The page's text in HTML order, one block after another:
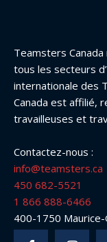
Teamsters
tous les secteurs
internationale des
Canada est affilié,
travailleuses et
Contactez-nous :
info@teamsters.ca
450 682-5521
1 866 888-6466
400-1750 Maurice-